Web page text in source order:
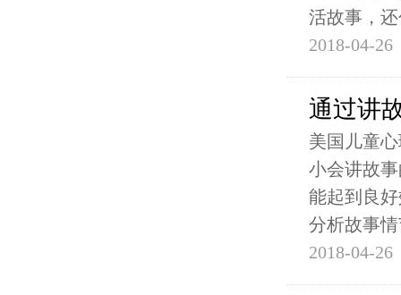
活故事，
2018-04-26
通过讲
美国儿童
小会讲故
能起到良
分析故事
2018-04-26